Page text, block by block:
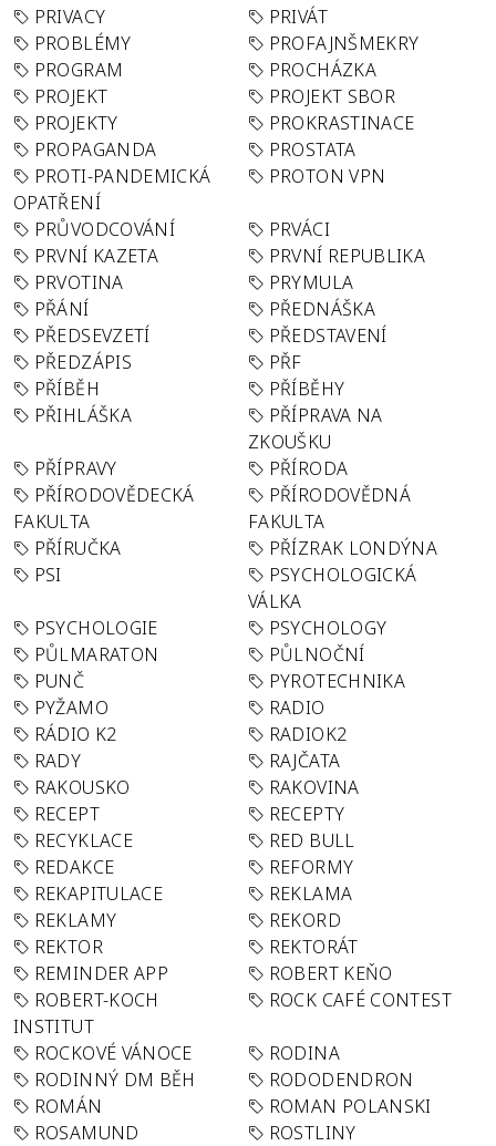
PRIVACY
PRIVÁT
PROBLÉMY
PROFAJNŠMEKRY
PROGRAM
PROCHÁZKA
PROJEKT
PROJEKT SBOR
PROJEKTY
PROKRASTINACE
PROPAGANDA
PROSTATA
PROTI-PANDEMICKÁ
OPATŘENÍ
PROTON VPN
PRŮVODCOVÁNÍ
PRVÁCI
PRVNÍ KAZETA
PRVNÍ REPUBLIKA
PRVOTINA
PRYMULA
PŘÁNÍ
PŘEDNÁŠKA
PŘEDSEVZETÍ
PŘEDSTAVENÍ
PŘEDZÁPIS
PŘF
PŘÍBĚH
PŘÍBĚHY
PŘIHLÁŠKA
PŘÍPRAVA NA
ZKOUŠKU
PŘÍPRAVY
PŘÍRODA
PŘÍRODOVĚDECKÁ
FAKULTA
PŘÍRODOVĚDNÁ
FAKULTA
PŘÍRUČKA
PŘÍZRAK LONDÝNA
PSI
PSYCHOLOGICKÁ
VÁLKA
PSYCHOLOGIE
PSYCHOLOGY
PŮLMARATON
PŮLNOČNÍ
PUNČ
PYROTECHNIKA
PYŽAMO
RADIO
RÁDIO K2
RADIOK2
RADY
RAJČATA
RAKOUSKO
RAKOVINA
RECEPT
RECEPTY
RECYKLACE
RED BULL
REDAKCE
REFORMY
REKAPITULACE
REKLAMA
REKLAMY
REKORD
REKTOR
REKTORÁT
REMINDER APP
ROBERT KEŇO
ROBERT-KOCH
INSTITUT
ROCK CAFÉ CONTEST
ROCKOVÉ VÁNOCE
RODINA
RODINNÝ DM BĚH
RODODENDRON
ROMÁN
ROMAN POLANSKI
ROSAMUND
ROSTLINY